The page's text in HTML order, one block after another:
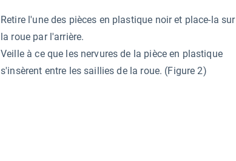
Retire l'une des pièces en plastique noir et place-la sur
la roue par l'arrière.
Veille à ce que les nervures de la pièce en plastique
s'insèrent entre les saillies de la roue. (Figure 2)